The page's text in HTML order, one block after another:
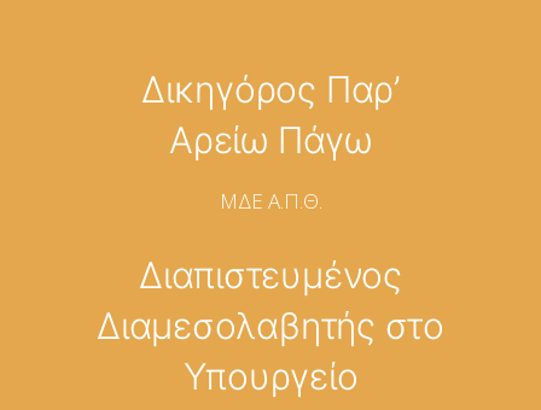
Δικηγόρος Παρ’
Αρείω Πάγω
ΜΔΕ Α.Π.Θ.
Διαπιστευμένος
Διαμεσολαβητής στο
Υπουργείο